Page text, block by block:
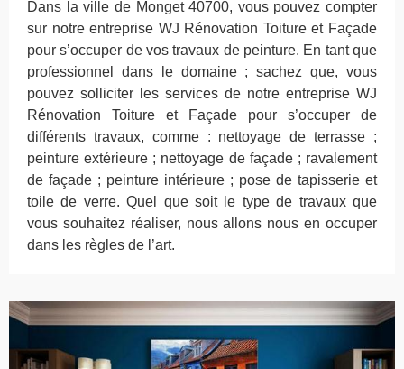
Dans la ville de Monget 40700, vous pouvez compter
sur notre entreprise WJ Rénovation Toiture et Façade
pour s’occuper de vos travaux de peinture. En tant que
professionnel dans le domaine ; sachez que, vous
pouvez solliciter les services de notre entreprise WJ
Rénovation Toiture et Façade pour s’occuper de
différents travaux, comme : nettoyage de terrasse ;
peinture extérieure ; nettoyage de façade ; ravalement
de façade ; peinture intérieure ; pose de tapisserie et
toile de verre. Quel que soit le type de travaux que
vous souhaitez réaliser, nous allons nous en occuper
dans les règles de l’art.